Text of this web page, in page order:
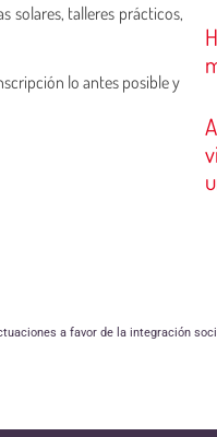
solares, talleres prácticos,
lo antes posible y